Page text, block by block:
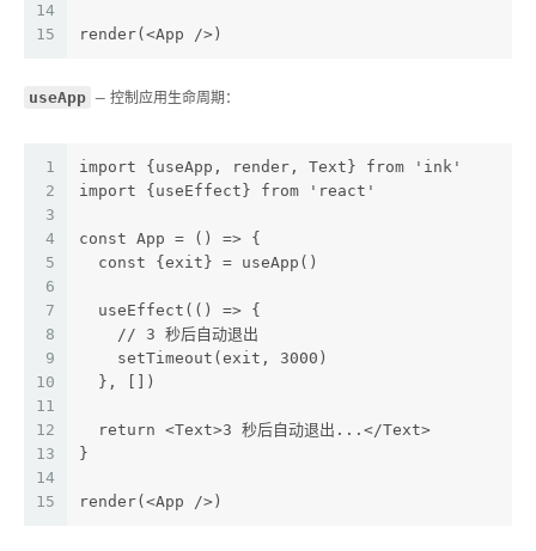
14
15
render(<App />)
useApp — 控制应用生命周期：
1
2
3
4
5
6
7
8
9
10
11
12
13
14
15
import {useApp, render, Text} from 'ink'
import {useEffect} from 'react'
const App = () => {
  const {exit} = useApp()
  useEffect(() => {
    // 3 秒后自动退出
    setTimeout(exit, 3000)
  }, [])
  return <Text>3 秒后自动退出...</Text>
}
render(<App />)